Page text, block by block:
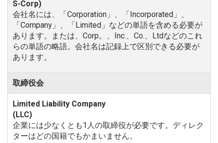
会社名には、「Corporation」、「Incorporated」、
「Company」、「Limited」などの単語を含める必要が
あります。または、Corp。、Inc.、Co.、Ltdなどのこれ
らの単語の略語。会社名は記録上で区別できる必要が
あります。
取締役会
企業には少なくとも1人の取締役が必要です。ディレク
ターはどの国籍でもかまいません。